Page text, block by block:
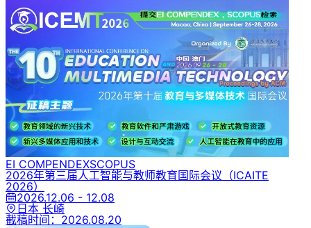
EI COMPENDEXSCOPUS
2026年第三届人工智能与教师教育国际会议 （ICAITE
2026）
2026.12.06 - 12.08
日本 长崎
截稿时间： 2026.08.20